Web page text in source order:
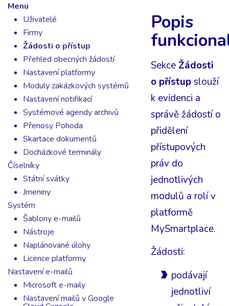
Menu
Uživatelé
Firmy
Žádosti o přístup
Přehled obecných žádostí
Nastavení platformy
Moduly zakázkových systémů
Nastavení notifikací
Systémové agendy archivů
Přenosy Pohoda
Skartace dokumentů
Docházkové terminály
Číselníky
Státní svátky
Jmeniny
Systém
Šablony e-mailů
Nástroje
Naplánované úlohy
Licence platformy
Nastavení e-mailů
Microsoft e-maily
Nastavení mailů v Google
Popis
SekceŽádosti
o přístupslouží
k evidenci a
správě žádostí o
přidělení
přístupových
práv do
jednotlivých
modulů a rolí v
platformě
MySmartplace.
Žádosti:
podávají
jednotliví